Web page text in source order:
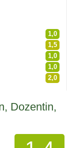
1,0
1,5
1,0
1,0
2,0
Dozentin,